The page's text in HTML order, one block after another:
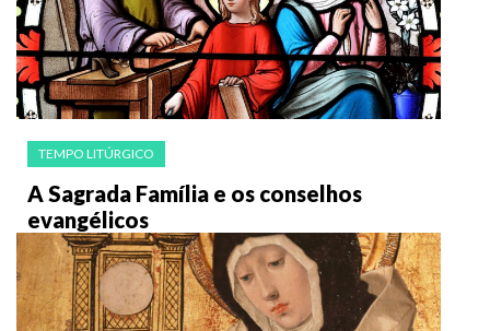
TEMPO LITÚRGICO
A Sagrada Família e os conselhos
evangélicos